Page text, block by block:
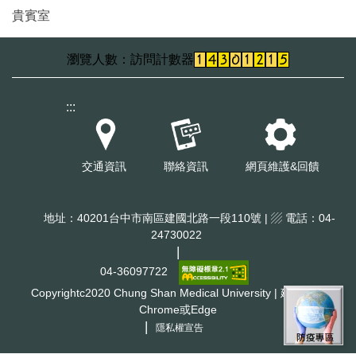
貴賓室
訪問計數器
:::
交通資訊 聯絡資訊 網頁維護&回饋
地址：40201台中市南區建國北路一段110號 | ▨ 電話：04-
24730022
|
04-36097722
Copyrightc2020 Chung Shan Medical University | 建議使用
Chrome或Edge
| 隱私權宣告